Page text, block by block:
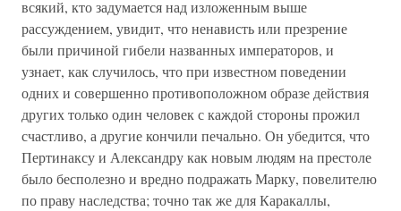
всякий, кто задумается над изложенным выше
рассуждением, увидит, что ненависть или презрение
были причиной гибели названных императоров, и
узнает, как случилось, что при известном поведении
одних и совершенно противоположном образе действия
других только один человек с каждой стороны прожил
счастливо, а другие кончили печально. Он убедится, что
Пертинаксу и Александру как новым людям на престоле
было бесполезно и вредно подражать Марку, повелителю
по праву наследства; точно так же для Каракаллы,